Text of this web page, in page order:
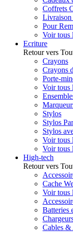
Coffrets
Livraison
Pour
Voir tous
Ecriture
Retour vers
Crayons
Crayons
Porte-
Voir tous
Stylos
Stylos
Stylos
Voir tous
Voir tous
High-tech
Retour vers
Cache
Voir tous
Batteries
Cables &